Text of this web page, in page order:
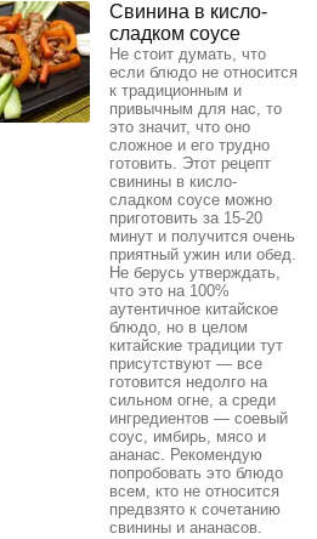
Свинина в кисло-
сладком соусе
Не стоит думать, что
если блюдо не относится
к традиционным и
привычным для нас, то
это значит, что оно
сложное и его трудно
готовить. Этот рецепт
свинины в кисло-
сладком соусе можно
приготовить за 15-20
минут и получится очень
приятный ужин или обед.
Не берусь утверждать,
что это на 100%
аутентичное китайское
блюдо, но в целом
китайские традиции тут
присутствуют — все
готовится недолго на
сильном огне, а среди
ингредиентов — соевый
соус, имбирь, мясо и
ананас. Рекомендую
попробовать это блюдо
всем, кто не относится
предвзято к сочетанию
свинины и ананасов.